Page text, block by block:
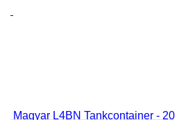
Magyar L4BN Tankcontainer - 20